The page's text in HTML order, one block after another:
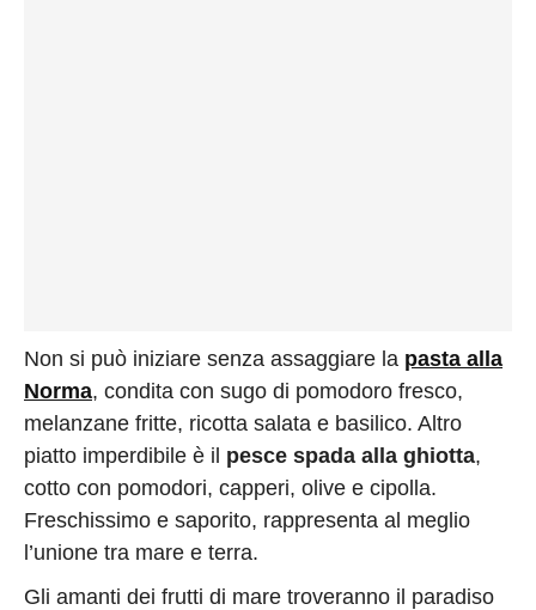
Non si può iniziare senza assaggiare la pasta alla
Norma, condita con sugo di pomodoro fresco,
melanzane fritte, ricotta salata e basilico. Altro
piatto imperdibile è il pesce spada alla ghiotta,
cotto con pomodori, capperi, olive e cipolla.
Freschissimo e saporito, rappresenta al meglio
l’unione tra mare e terra.
Gli amanti dei frutti di mare troveranno il paradiso